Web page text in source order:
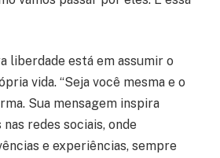
liberdade está em assumir o
vida. “Seja você mesma e o
Sua mensagem inspira
redes sociais, onde
e experiências, sempre